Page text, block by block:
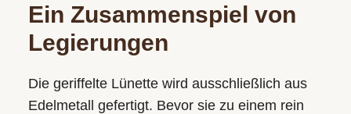
Ein Zusammenspiel von
Legierungen
Die geriffelte Lünette wird ausschließlich aus
Edelmetall gefertigt. Bevor sie zu einem rein